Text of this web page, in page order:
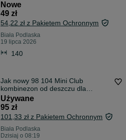
Nowe
49 zł
54,22 zł z Pakietem Ochronnym
Biała Podlaska
19 lipca 2026
140
Jak nowy 98 104 Mini Club
kombinezon od deszczu dla
chłopca
Używane
95 zł
101,33 zł z Pakietem Ochronnym
Biała Podlaska
Dzisiaj o 08:19